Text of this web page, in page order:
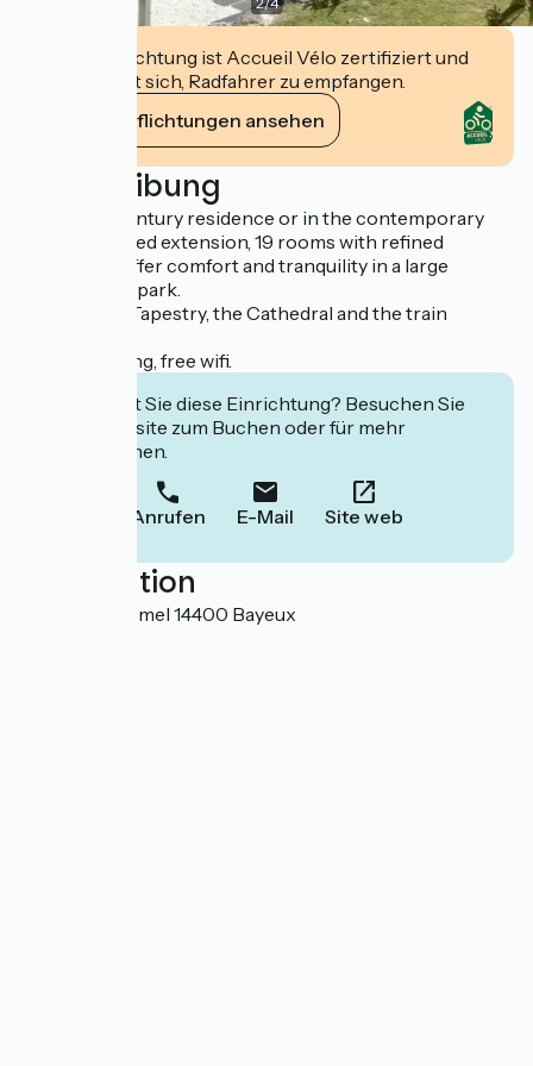
Diese Einrichtung ist Accueil Vélo zertifiziert und
verpflichtet sich, Radfahrer zu empfangen.
Ihre Verpflichtungen ansehen
Beschreibung
In the 18th century residence or in the contemporary
air-conditioned extension, 19 rooms with refined
decoration offer comfort and tranquility in a large
French-style park.
Close to the Tapestry, the Cathedral and the train
Private parking, free wifi.
Interessiert Sie diese Einrichtung? Besuchen Sie
deren Website zum Buchen oder für mehr
Informationen.
Anrufen E-Mail Site web
Localisation
20 rue de Crémel 14400 Bayeux